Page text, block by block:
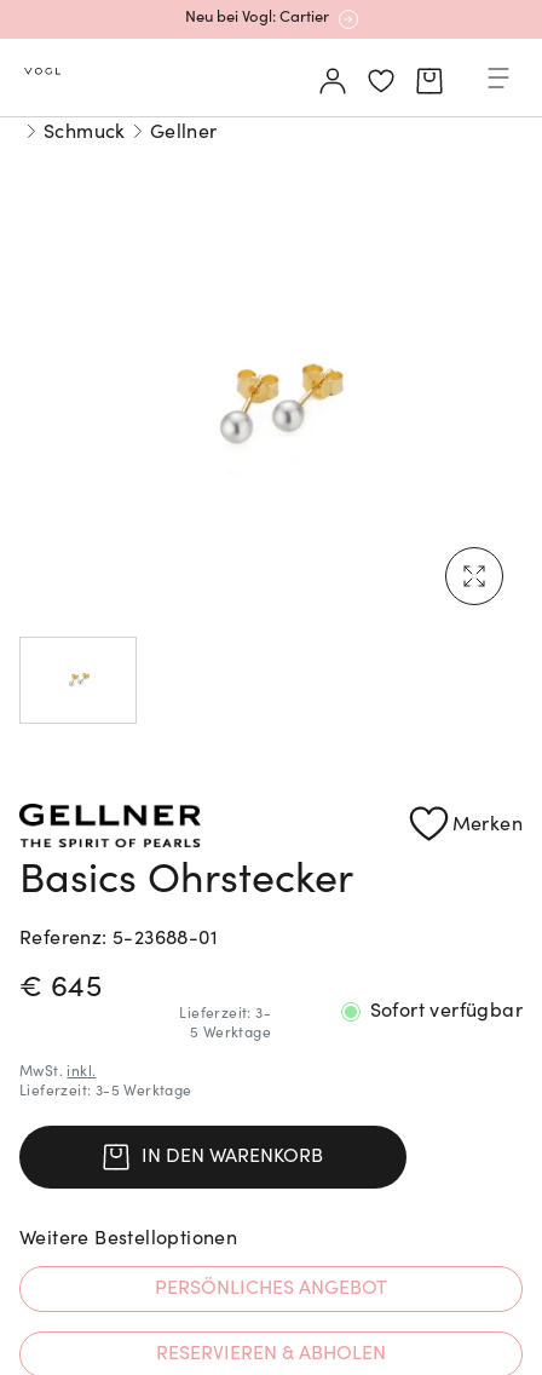
Neu bei Vogl: Cartier
Mehr erfahren: Ikonische Uhren von Cartier
Schmuck Gellner
Merken
Basics Ohrstecker
Referenz: 5-23688-01
Sofort verfügbar
PREISINFORMATIONEN
€ 645
Lieferzeit: 3-
5 Werktage
MwSt. inkl.
Lieferzeit: 3-5 Werktage
IN DEN WARENKORB
Weitere Bestelloptionen
PERSÖNLICHES ANGEBOT
RESERVIEREN & ABHOLEN